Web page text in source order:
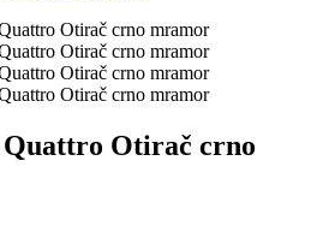
Otirač crno